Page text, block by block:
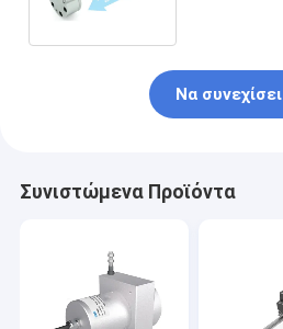
Να συνεχίσει
Συνιστώμενα Προϊόντα